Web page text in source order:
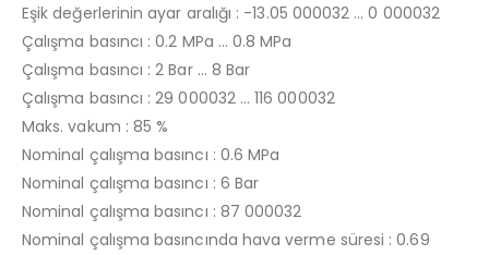
Eşik değerlerinin ayar aralığı : -13.05 000032 … 0 000032
Çalışma basıncı : 0.2 MPa … 0.8 MPa
Çalışma basıncı : 2 Bar … 8 Bar
Çalışma basıncı : 29 000032 … 116 000032
Maks. vakum : 85 %
Nominal çalışma basıncı : 0.6 MPa
Nominal çalışma basıncı : 6 Bar
Nominal çalışma basıncı : 87 000032
Nominal çalışma basıncında hava verme süresi : 0.69